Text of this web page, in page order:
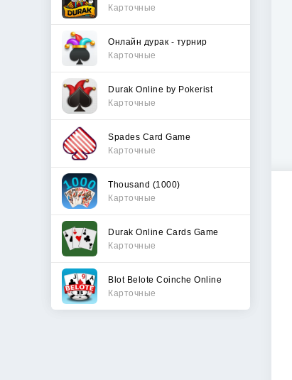
Карточные
Онлайн дурак - турнир
Карточные
Durak Online by Pokerist
Карточные
Spades Card Game
Карточные
Thousand (1000)
Карточные
Durak Online Cards Game
Карточные
Blot Belote Coinche Online
Карточные